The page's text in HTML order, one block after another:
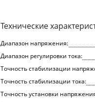
Технические
Диапазон напряжения:
Диапазон регулировки тока:
Точность стабилизации
Точность стабилизации тока:
Точность установки